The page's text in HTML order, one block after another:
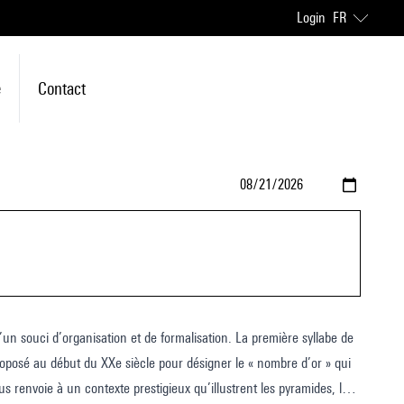
Login FR
Contact
souci d’organisation et de formalisation. La première syllabe de
au début du XXe siècle pour désigner le « nombre d’or » qui
renvoie à un contexte prestigieux qu’illustrent les pyramides, les